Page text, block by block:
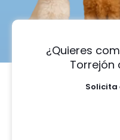
¿Quieres
Torrejón
Solicita